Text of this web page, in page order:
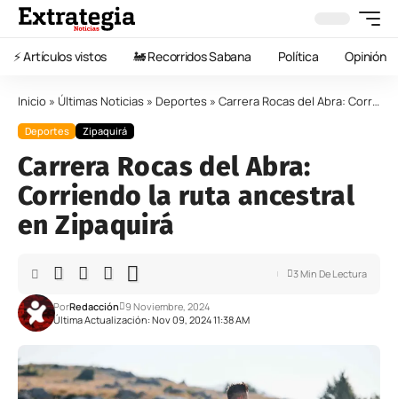
⚡️ Artículos vistos 🚂 Recorridos Sabana Política Opinión
Inicio » Últimas Noticias » Deportes » Carrera Rocas del Abra: Corriendo la ruta ancestral en Zipaquirá
Deportes Zipaquirá
Carrera Rocas del Abra:
Corriendo la ruta ancestral
en Zipaquirá
Última Actualización: Nov 09, 2024 11:38 AM
PorRedacción 9 Noviembre, 2024
3 Min De Lectura